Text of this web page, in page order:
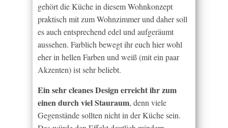
gehört die Küche in diesem Wohnkonzept
praktisch mit zum Wohnzimmer und daher soll
es auch entsprechend edel und aufgeräumt
aussehen. Farblich bewegt ihr euch hier wohl
eher in hellen Farben und weiß (mit ein paar
Akzenten) ist sehr beliebt.
Ein sehr cleanes Design erreicht ihr zum
einen durch viel Stauraum, denn viele
Gegenstände sollten nicht in der Küche sein.